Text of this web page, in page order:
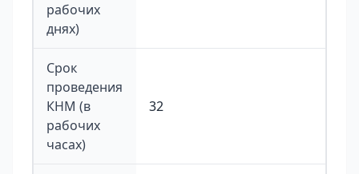
рабочих
днях)
Срок
проведения
КНМ (в
рабочих
часах)
32